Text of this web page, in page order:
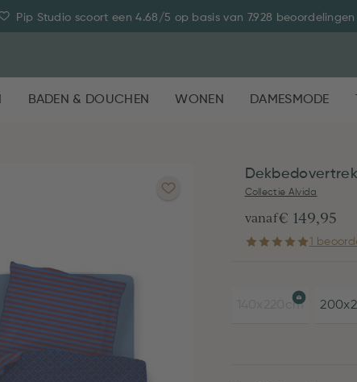
Pip Studio scoort een 4.68/5 op basis van 7.928 beoordelingen
BADEN & DOUCHEN WONEN DAMESMODE
Collectie Alvida
vanaf€ 149,95
1
140x220cm